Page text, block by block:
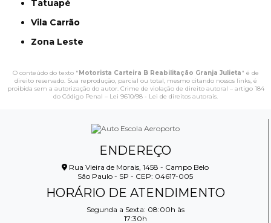
Tatuapé
Vila Carrão
Zona Leste
O conteúdo do texto "Motorista Carteira B Reabilitação Granja Julieta" é de
direito reservado. Sua reprodução, parcial ou total, mesmo citando nossos links, é
proibida sem a autorização do autor. Crime de violação de direito autoral – artigo 184
do Código Penal – Lei 9610/98 - Lei de direitos autorais.
ENDEREÇO
Rua Vieira de Morais, 1458 - Campo Belo
São Paulo - SP - CEP: 04617-005
HORÁRIO DE ATENDIMENTO
Segunda a Sexta: 08:00h às
17:30h